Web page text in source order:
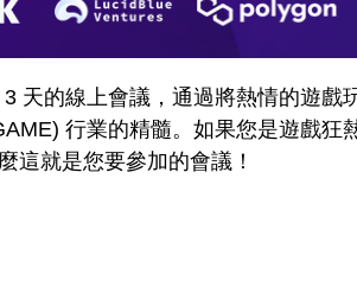
天的線上會議，通過將熱情的遊
行業的精髓。如果您是遊戲
這就是您要參加的會議！